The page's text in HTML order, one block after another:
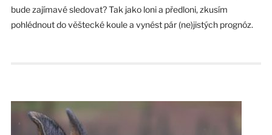
bude zajímavé sledovat? Tak jako loni a předloni, zkusím
pohlédnout do věštecké koule a vynést pár (ne)jistých prognóz.